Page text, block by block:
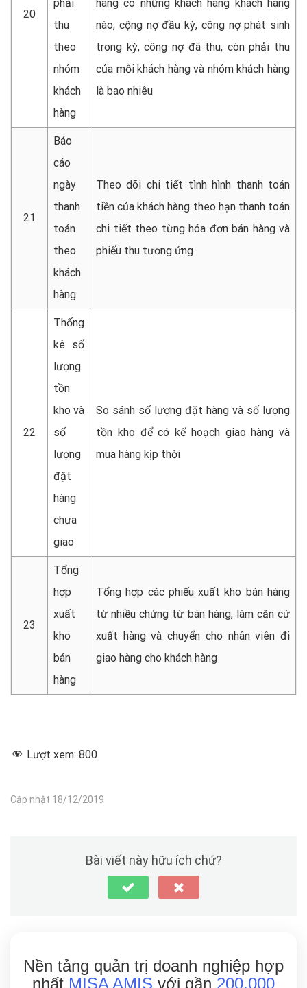
20
phải
thu
theo
nhóm
khách
hàng
hàng có những khách hàng khách hàng
nào, cộng nợ đầu kỳ, công nợ phát sinh
trong kỳ, công nợ đã thu, còn phải thu
của mỗi khách hàng và nhóm khách hàng
là bao nhiêu
21
Báo
cáo
ngày
thanh
toán
theo
khách
hàng
Theo dõi chi tiết tình hình thanh toán
tiền của khách hàng theo hạn thanh toán
chi tiết theo từng hóa đơn bán hàng và
phiếu thu tương ứng
22
Thống
kê số
lượng
tồn
kho và
số
lượng
đặt
hàng
chưa
giao
So sánh số lượng đặt hàng và số lượng
tồn kho để có kế hoạch giao hàng và
mua hàng kịp thời
23
Tổng
hợp
xuất
kho
bán
hàng
Tổng hợp các phiếu xuất kho bán hàng
từ nhiều chứng từ bán hàng, làm căn cứ
xuất hàng và chuyển cho nhân viên đi
giao hàng cho khách hàng
Lượt xem: 800
Cập nhật 18/12/2019
Bài viết này hữu ích chứ?
Nền tảng quản trị doanh nghiệp hợp
nhất MISA AMIS với gần 200.000